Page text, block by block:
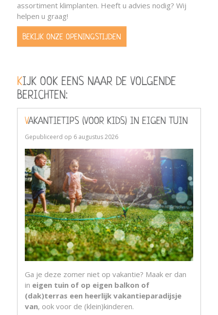
assortiment klimplanten. Heeft u advies nodig? Wij
helpen u graag!
BEKIJK ONZE OPENINGSTIJDEN
KIJK OOK EENS NAAR DE VOLGENDE
BERICHTEN:
VAKANTIETIPS (VOOR KIDS) IN EIGEN TUIN
Gepubliceerd op 6 augustus 2026
Ga je deze zomer niet op vakantie? Maak er dan
in eigen tuin of op eigen balkon of
(dak)terras een heerlijk vakantieparadijsje
van, ook voor de (klein)kinderen.